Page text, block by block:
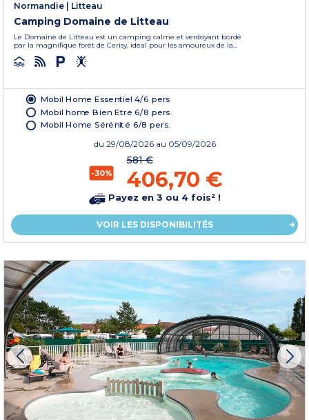
Normandie | Litteau
Camping Domaine de Litteau
Le Domaine de Litteau est un camping calme et verdoyant bordé
par la magnifique forêt de Cerisy, idéal pour les amoureux de la...
Mobil Home Essentiel 4/6 pers
Mobil home Bien Etre 6/8 pers.
Mobil Home Sérénité 6/8 pers.
du 29/08/2026 au 05/09/2026
-30%
581 €
406,70 €
Payez en 3 ou 4 fois² !
VOIR LES DISPONIBILITÉS